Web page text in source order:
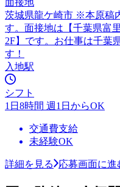
茨城県龍ケ崎市 ※本原稿
す。面接地は【千葉県富
2F】です。お仕事は千葉
す！
入地駅
シフト
1日8時間 週1日からOK
交通費支給
未経験OK
詳細を見る 応募画面に進